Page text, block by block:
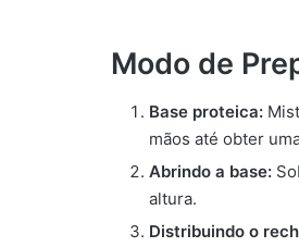
Modo de
Base proteica:
mãos até obter
Abrindo a base:
altura.
Distribuindo o